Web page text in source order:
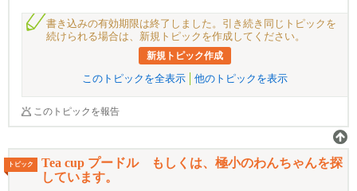
書き込みの有効期限は終了しました。引き続き同じトピックを
続けられる場合は、新規トピックを作成してください。
新規トピック作成
このトピックを全表示 他のトピックを表示
このトピックを報告
トピック
Tea cup プードル もしくは、極小のわんちゃんを探
しています。